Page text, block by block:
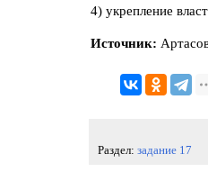
4) укрепление
Источник:
Раздел: задание 17